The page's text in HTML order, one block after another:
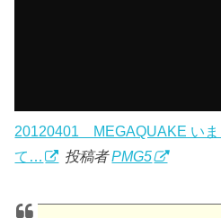
20120401 MEGAQUAKE いま
て…
投稿者PMG5